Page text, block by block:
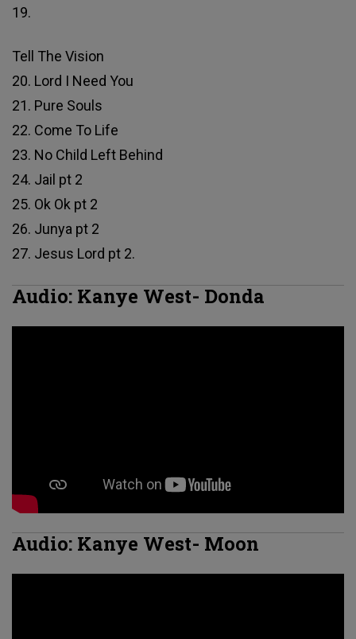
19.
Tell The Vision
20. Lord I Need You
21. Pure Souls
22. Come To Life
23. No Child Left Behind
24. Jail pt 2
25. Ok Ok pt 2
26. Junya pt 2
27. Jesus Lord pt 2.
Audio: Kanye West- Donda
Audio: Kanye West- Moon